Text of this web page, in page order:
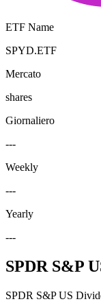
ETF Name
SPYD.ETF
Mercato
shares
Giornaliero
---
Weekly
---
Yearly
---
SPDR S&P
SPDR S&P US